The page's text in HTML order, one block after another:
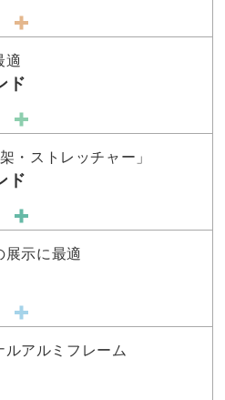
適
ド
・ストレッチャー」
ド
示に最適
アルミフレーム